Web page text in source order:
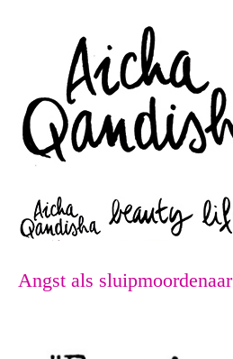
Angst als sluipmoordenaar